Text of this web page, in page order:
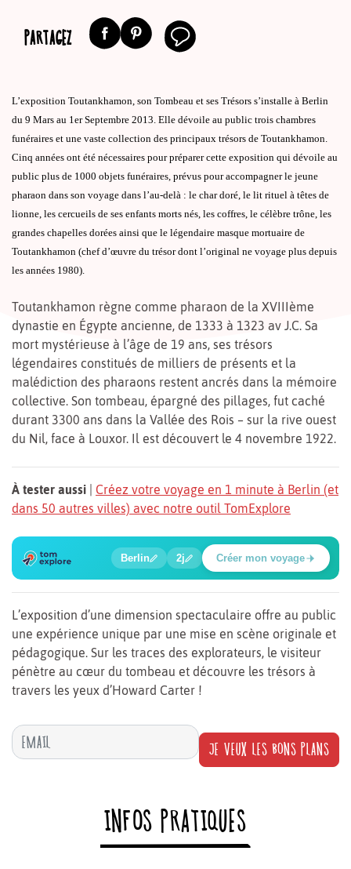
PARTAGEZ
L’exposition Toutankhamon, son Tombeau et ses Trésors s’installe à Berlin
du 9 Mars au 1er Septembre 2013. Elle dévoile au public trois chambres
funéraires et une vaste collection des principaux trésors de Toutankhamon.
Cinq années ont été nécessaires pour préparer cette exposition qui dévoile au
public plus de 1000 objets funéraires, prévus pour accompagner le jeune
pharaon dans son voyage dans l’au-delà : le char doré, le lit rituel à têtes de
lionne, les cercueils de ses enfants morts nés, les coffres, le célèbre trône, les
grandes chapelles dorées ainsi que le légendaire masque mortuaire de
Toutankhamon (chef d’œuvre du trésor dont l’original ne voyage plus depuis
les années 1980).
Toutankhamon règne comme pharaon de la XVIIIème
dynastie en Égypte ancienne, de 1333 à 1323 av J.C. Sa
mort mystérieuse à l’âge de 19 ans, ses trésors
légendaires constitués de milliers de présents et la
malédiction des pharaons restent ancrés dans la mémoire
collective. Son tombeau, épargné des pillages, fut caché
durant 3300 ans dans la Vallée des Rois – sur la rive ouest
du Nil, face à Louxor. Il est découvert le 4 novembre 1922.
À tester aussi
Créez votre voyage en 1 minute à Berlin (et
dans 50 autres villes) avec notre outil TomExplore
🔍
🔍
🔍
🍲
🔍
Poste de contrôle Charlie
Berlin 2j Créer mon voyage
L’exposition d’une dimension spectaculaire offre au public
une expérience unique par une mise en scène originale et
pédagogique. Sur les traces des explorateurs, le visiteur
pénètre au cœur du tombeau et découvre les trésors à
travers les yeux d’Howard Carter !
JE VEUX LES BONS PLANS
INFOS PRATIQUES